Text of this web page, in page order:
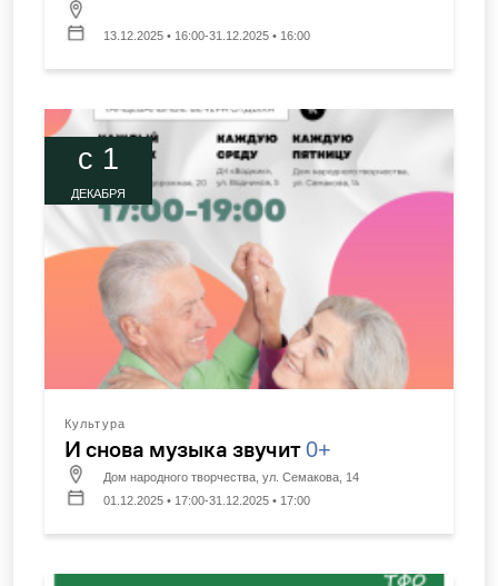
13.12.2025 • 16:00-31.12.2025 • 16:00
c 1
ДЕКАБРЯ
Культура
И снова музыка звучит0+
Дом народного творчества, ул. Семакова, 14
01.12.2025 • 17:00-31.12.2025 • 17:00